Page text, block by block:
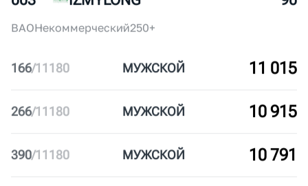
002
ВАОНекоммерческий250+
166/11180 МУЖСКОЙ 11 015